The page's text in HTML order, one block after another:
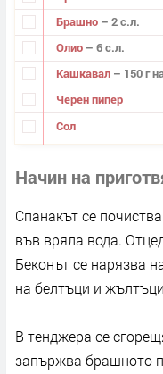
Брашно – 2 с.л.
Олио – 6 с.л.
Кашкавал – 150 г
Черен пипер
Сол
Начин на
Спанакът се
във вряла вода.
Беконът се нарязва
на белтъци и
В тенджера се
запържва брашното